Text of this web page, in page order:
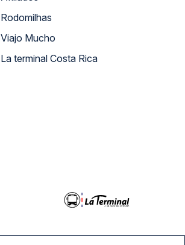
Rodomilhas
Viajo Mucho
La terminal Costa Rica